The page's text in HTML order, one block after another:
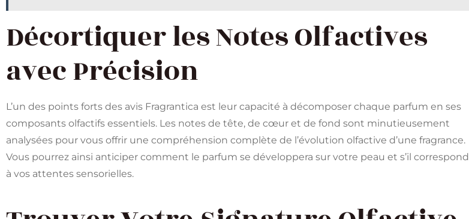
Décortiquer les Notes Olfactives
avec Précision
L’un des points forts des avis Fragrantica est leur capacité à décomposer chaque parfum en ses
composants olfactifs essentiels. Les notes de tête, de cœur et de fond sont minutieusement
analysées pour vous offrir une compréhension complète de l’évolution olfactive d’une fragrance.
Vous pourrez ainsi anticiper comment le parfum se développera sur votre peau et s’il correspond
à vos attentes sensorielles.